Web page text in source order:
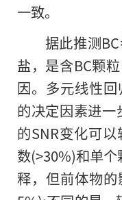
一致。
据此推测
盐，是含BC颗
因。多元线性
的决定因素进一
的SNR变化可
数(>30%)和单
释，但前体物